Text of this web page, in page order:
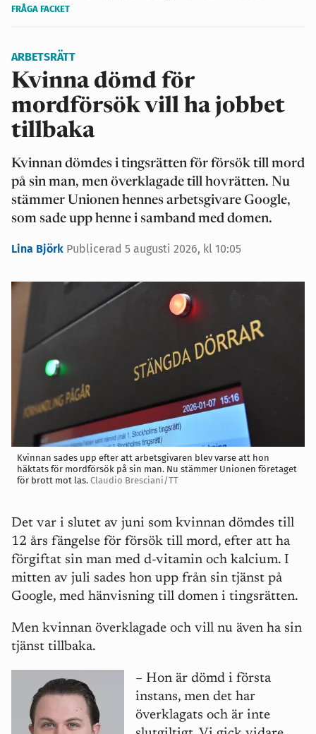
FRÅGA FACKET
ARBETSRÄTT
Kvinna dömd för
mordförsök vill ha jobbet
tillbaka
Kvinnan dömdes i tingsrätten för försök till mord
på sin man, men överklagade till hovrätten. Nu
stämmer Unionen hennes arbetsgivare Google,
som sade upp henne i samband med domen.
Lina Björk Publicerad 5 augusti 2026, kl 10:05
Kvinnan sades upp efter att arbetsgivaren blev varse att hon
häktats för mordförsök på sin man. Nu stämmer Unionen företaget
för brott mot las. Claudio Bresciani/TT
Det var i slutet av juni som kvinnan dömdes till
12 års fängelse för försök till mord, efter att ha
förgiftat sin man med d-vitamin och kalcium. I
mitten av juli sades hon upp från sin tjänst på
Google, med hänvisning till domen i tingsrätten.
Men kvinnan överklagade och vill nu även ha sin
tjänst tillbaka.
– Hon är dömd i första
instans, men det har
överklagats och är inte